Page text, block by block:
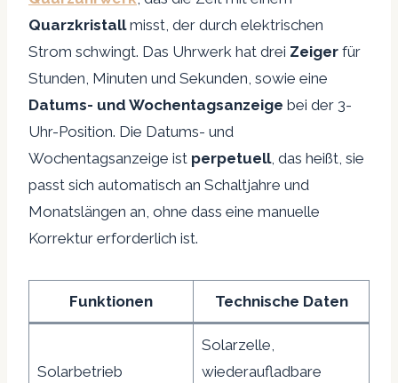
Quarzkristallmisst, der durch elektrischen
Strom schwingt. Das Uhrwerk hat drei Zeiger für
Stunden, Minuten und Sekunden, sowie eine
Datums- und Wochentagsanzeige bei der 3-
Uhr-Position. Die Datums- und
Wochentagsanzeige ist perpetuell, das heißt, sie
passt sich automatisch an Schaltjahre und
Monatslängen an, ohne dass eine manuelle
Korrektur erforderlich ist.
Funktionen Technische Daten
Solarbetrieb
Solarzelle,
wiederaufladbare